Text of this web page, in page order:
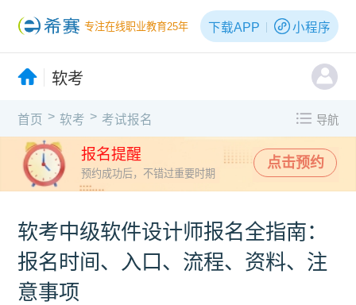
专注在线职业教育25年 下载APP 小程序
软考
首页 > 软考 > 考试报名 导航
报名提醒
预约成功后，不错过重要时期
点击预约
软考中级软件设计师报名全指南：
报名时间、入口、流程、资料、注
意事项